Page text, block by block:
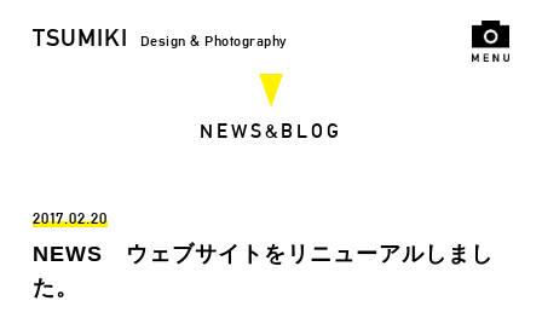
TSUMIKI Design & Photography
NEWS&BLOG
2017.02.20
NEWS ウェブサイトをリニューアルしまし
た。